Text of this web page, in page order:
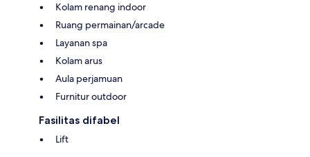
Kolam renang indoor
Ruang permainan/arcade
Layanan spa
Kolam arus
Aula perjamuan
Furnitur outdoor
Fasilitas difabel
Lift